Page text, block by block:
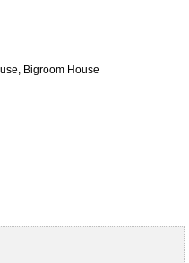
Bigroom House